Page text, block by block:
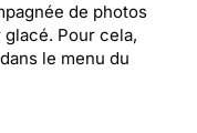
de photos
Pour cela,
le menu du